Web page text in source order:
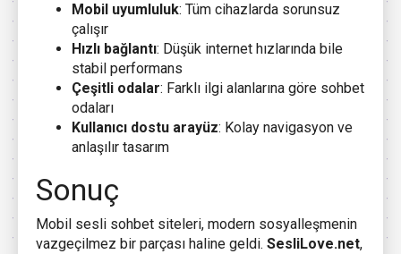
Mobil uyumluluk: Tüm cihazlarda sorunsuz
çalışır
Hızlı bağlantı: Düşük internet hızlarında bile
stabil performans
Çeşitli odalar: Farklı ilgi alanlarına göre sohbet
odaları
Kullanıcı dostu arayüz: Kolay navigasyon ve
anlaşılır tasarım
Sonuç
Mobil sesli sohbet siteleri, modern sosyalleşmenin
vazgeçilmez bir parçası haline geldi. SesliLove.net,